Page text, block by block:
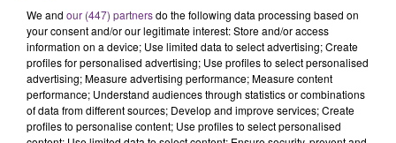
LE MAGASIN JOUÉCLUB DE REIMS FERME
SES PORTES
C'était l'une des institutions du centre-ville
rémois. Le magasin JouéClub est contraint de
fermer ses portes.
TITRES DIFFUSÉS
We and our (447) partnersdo the following data processing based on
your consent and/or our legitimate interest: Store and/or access
information on a device; Use limited data to select advertising; Create
profiles for personalised advertising; Use profiles to select personalised
advertising; Measure advertising performance; Measure content
performance; Understand audiences through statistics or combinations
of data from different sources; Develop and improve services; Create
profiles to personalise content; Use profiles to select personalised